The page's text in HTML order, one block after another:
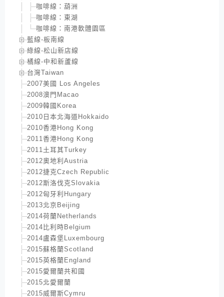
咖啡線：葫洲
咖啡線：東湖
咖啡線：南港軟體園區
藍線-板南線
綠線-松山新店線
橘線-中和新蘆線
台灣Taiwan
2007美國 Los Angeles
2008澳門Macao
2009韓國Korea
2010日本北海道Hokkaido
2010香港Hong Kong
2011香港Hong Kong
2011土耳其Turkey
2012奧地利Austria
2012捷克Czech Republic
2012斯洛伐克Slovakia
2012匈牙利Hungary
2013北京Beijing
2014荷蘭Netherlands
2014比利時Belgium
2014盧森堡Luxembourg
2015蘇格蘭Scotland
2015英格蘭England
2015愛爾蘭共和國
2015北愛爾蘭
2015威爾斯Cymru